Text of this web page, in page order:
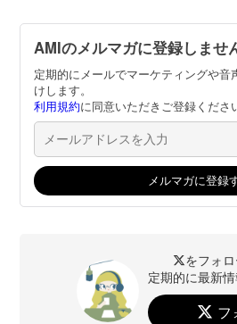
AMIのメルマガに登録しませ
定期的にメールでマーケティングや音
けします。
利用規約に同意いただきご登録くださ
をフォロ
定期的に最新情
フ